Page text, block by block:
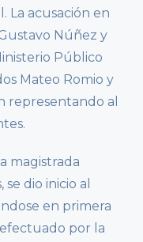
La acusación en
Núñez y
Público
Mateo Romio y
representando al
magistrada
dio inicio al
en primera
por la